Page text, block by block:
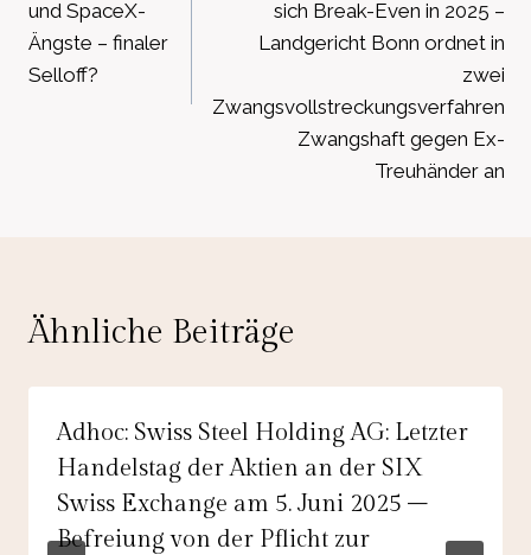
und SpaceX-
Ängste – finaler
Selloff?
sich Break-Even in 2025 –
Landgericht Bonn ordnet in
zwei
Zwangsvollstreckungsverfahren
Zwangshaft gegen Ex-
Treuhänder an
Ähnliche Beiträge
Adhoc: Swiss Steel Holding AG: Letzter
Handelstag der Aktien an der SIX
Swiss Exchange am 5. Juni 2025 –
Befreiung von der Pflicht zur